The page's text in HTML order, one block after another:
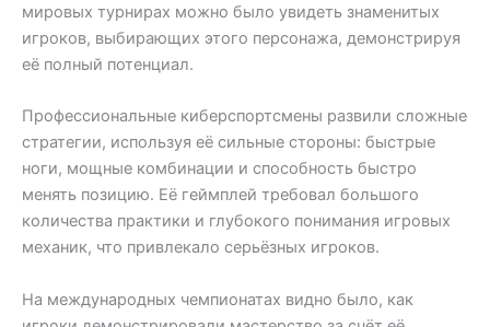
мировых турнирах можно было увидеть знаменитых
игроков, выбирающих этого персонажа, демонстрируя
её полный потенциал.
Профессиональные киберспортсмены развили сложные
стратегии, используя её сильные стороны: быстрые
ноги, мощные комбинации и способность быстро
менять позицию. Её геймплей требовал большого
количества практики и глубокого понимания игровых
механик, что привлекало серьёзных игроков.
На международных чемпионатах видно было, как